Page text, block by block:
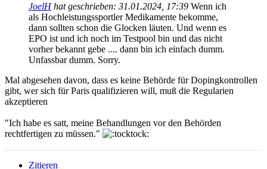
JoelHhat geschrieben: 31.01.2024, 17:39 Wenn ich
als Hochleistungssportler Medikamente bekomme,
dann sollten schon die Glocken läuten. Und wenn es
EPO ist und ich noch im Testpool bin und das nicht
vorher bekannt gebe .... dann bin ich einfach dumm.
Unfassbar dumm. Sorry.
Mal abgesehen davon, dass es keine Behörde für Dopingkontrollen
gibt, wer sich für Paris qualifizieren will, muß die Regularien
akzeptieren
"Ich habe es satt, meine Behandlungen vor den Behörden
rechtfertigen zu müssen."
Zitieren